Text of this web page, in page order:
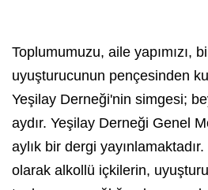
Toplumumuzu, aile yapımızı,
uyuşturucunun pençesinden
YeşilayDerneği'nin simgesi;
aydır. YeşilayDerneği Genel
aylık bir dergi
olarak alkollü içkilerin,